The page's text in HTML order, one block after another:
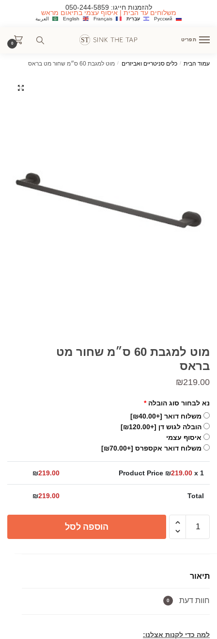
להזמנות חייגו: 050-244-5859
משלוחים עד הבית | איסוף עצמי בתיאום מראש
العربية English Français עִבְרִית Русский
תפריט
0
עמוד הבית / כלים סניטריים ואביזרים / מוט למגבת 60 ס״מ שחור מט בראס
מוט למגבת 60 ס״מ שחור מט
בראס
₪219.00
נא לבחור סוג הובלה *
משלוח דואר [+₪40.00]
הובלה לגוש דן [+₪120.00]
איסוף עצמי
משלוח דואר אקספרס [+₪70.00]
Product Price ₪219.00 x 1
₪219.00
Total
₪219.00
ס״מ
מט
הוספה לסל
תיאור
חוות דעת 0
למה כדי לקנות אצלנו: